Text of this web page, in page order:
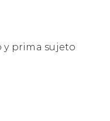
y prima sujeto